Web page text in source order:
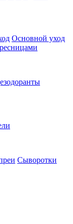
Основной уход
Сыворотки